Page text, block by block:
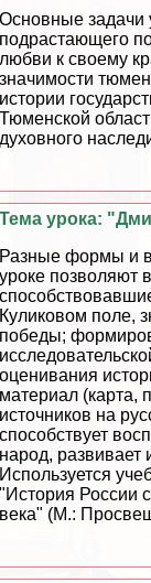
Основные задачи
подрастающего
любви к своему
значимости
истории
Тюменской
духовного
Тема урока:
Разные формы и
уроке позволяют
Куликовом поле,
победы;
оценивания
материал (карта,
источников на
способствует
народ, развивает
Используется
"История России
века" (М.: